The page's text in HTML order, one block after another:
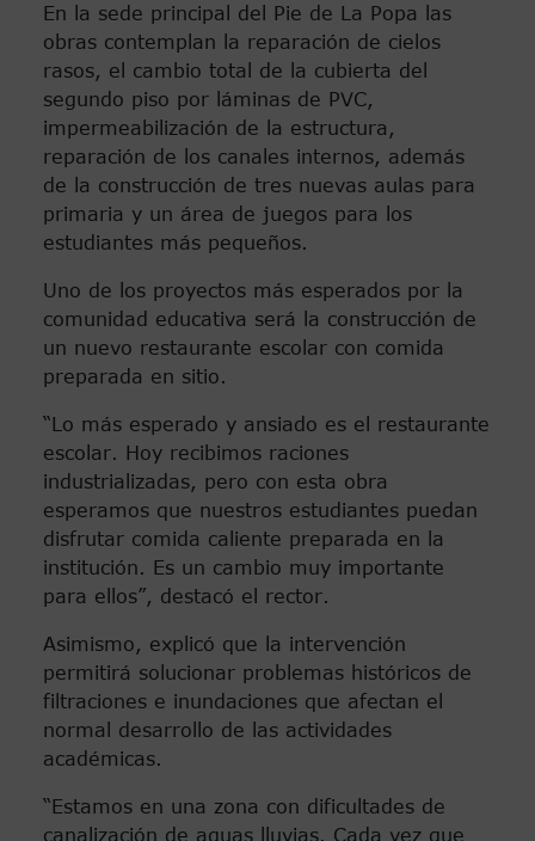
En la sede principal del Pie de La Popa las
obras contemplan la reparación de cielos
rasos, el cambio total de la cubierta del
segundo piso por láminas de PVC,
impermeabilización de la estructura,
reparación de los canales internos, además
de la construcción de tres nuevas aulas para
primaria y un área de juegos para los
estudiantes más pequeños.
Uno de los proyectos más esperados por la
comunidad educativa será la construcción de
un nuevo restaurante escolar con comida
preparada en sitio.
“Lo más esperado y ansiado es el restaurante
escolar. Hoy recibimos raciones
industrializadas, pero con esta obra
esperamos que nuestros estudiantes puedan
disfrutar comida caliente preparada en la
institución. Es un cambio muy importante
para ellos”, destacó el rector.
Asimismo, explicó que la intervención
permitirá solucionar problemas históricos de
filtraciones e inundaciones que afectan el
normal desarrollo de las actividades
académicas.
“Estamos en una zona con dificultades de
canalización de aguas lluvias. Cada vez que